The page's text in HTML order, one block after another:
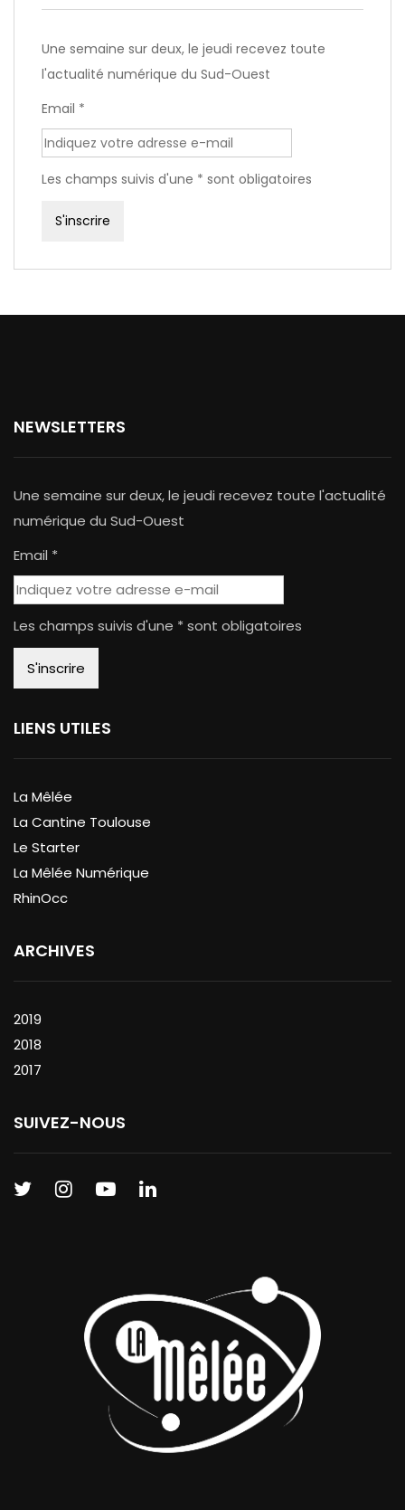
Une semaine sur deux, le jeudi recevez toute
l'actualité numérique du Sud-Ouest
Email *
Les champs suivis d'une * sont obligatoires
NEWSLETTERS
Une semaine sur deux, le jeudi recevez toute l'actualité
numérique du Sud-Ouest
Email *
Les champs suivis d'une * sont obligatoires
LIENS UTILES
La Mêlée
La Cantine Toulouse
Le Starter
La Mêlée Numérique
RhinOcc
ARCHIVES
2019
2018
2017
SUIVEZ-NOUS